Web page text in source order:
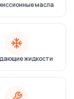
масла
жидкости